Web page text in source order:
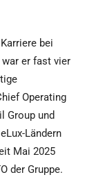
bei
er fast vier
Operating
Group und
Ländern
Mai 2025
der Gruppe.